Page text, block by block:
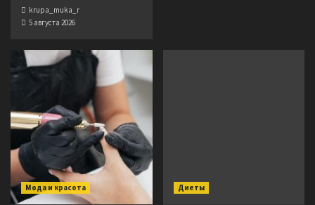
krupa_muka_r
5 августа 2026
Мода и красота Диеты